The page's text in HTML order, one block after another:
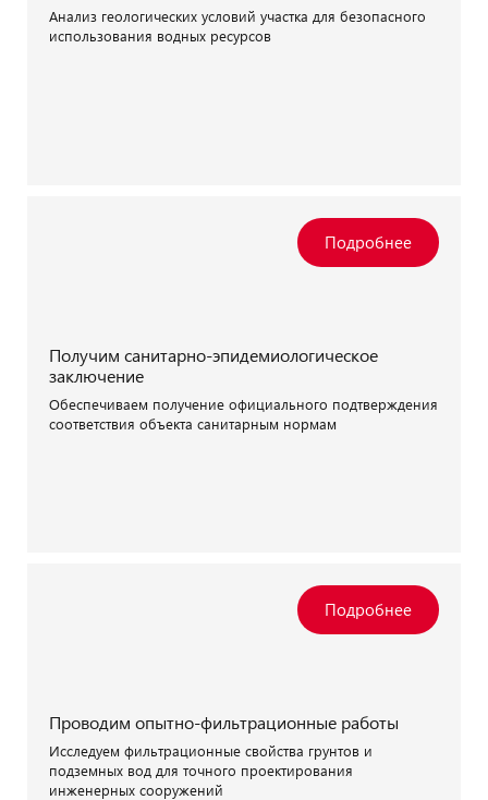
Анализ геологических условий участка для безопасного
использования водных ресурсов
Получим санитарно-эпидемиологическое
заключение
Обеспечиваем получение официального подтверждения
соответствия объекта санитарным нормам
Проводим опытно-фильтрационные работы
Исследуем фильтрационные свойства грунтов и
подземных вод для точного проектирования
инженерных сооружений